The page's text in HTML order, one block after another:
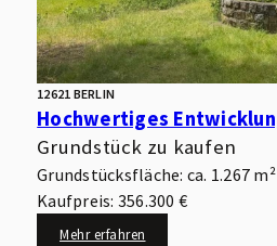
12621 BERLIN
Grundstück zu kaufen
Grundstücksfläche: ca. 1.267 m²
Kaufpreis: 356.300 €
Mehr erfahren